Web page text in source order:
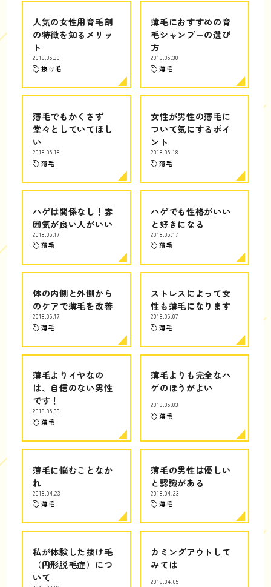
人気の女性用育毛剤
の特徴を知るメリッ
ト
2018.05.30
抜け毛
薄毛におすすめの育
毛シャンプーの選び
方
2018.05.30
薄毛
薄毛でもかくさず
堂々としていてほし
い
2018.05.18
薄毛
女性が男性の薄毛に
ついて気にするポイ
ント
2018.05.18
薄毛
ハゲは関係なし！雰
囲気が良い人がいい
2018.05.17
薄毛
ハゲでも性格がいい
と好きになる
2018.05.17
薄毛
体の内側と外側から
のケアで薄毛を改善
2018.05.17
薄毛
ストレスによって女
性も薄毛になります
2018.05.07
薄毛
薄毛よりイヤなの
は、自信のない男性
です！
2018.05.03
薄毛
薄毛よりも完全なハ
ゲのほうがよい
2018.05.03
薄毛
薄毛に悩むことなか
れ
2018.04.23
薄毛
薄毛の男性は優しい
と認識がある
2018.04.23
薄毛
私が体験した抜け毛
（円形脱毛症）につ
いて
カミングアウトして
みては
2018.04.05